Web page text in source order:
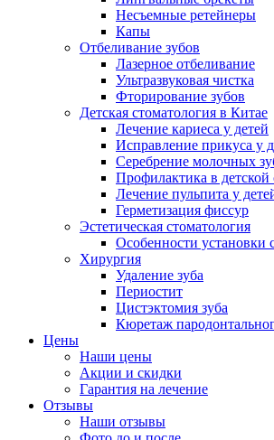
Несъемные ретейнеры
Капы
Отбеливание зубов
Лазерное отбеливание
Ультразвуковая чистка
Фторирование зубов
Детская стоматология в Китае
Лечение кариеса у детей
Исправление прикуса у
Серебрение молочных
Профилактика в детской
Лечение пульпита у
Герметизация фиссур
Эстетическая стоматология
Особенности установки
Хирургия
Удаление зуба
Периостит
Цистэктомия зуба
Кюретаж
Цены
Наши цены
Акции и скидки
Гарантия на лечение
Отзывы
Наши отзывы